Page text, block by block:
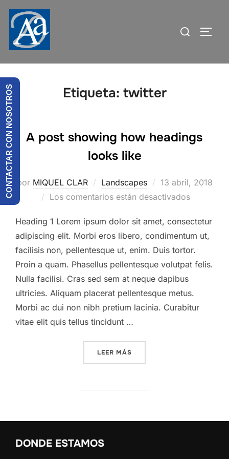
Saltar
contenido
Buscar:
Etiqueta: twitter
A post showing how headings
looks like
por MIQUEL CLAR Landscapes
Publicado
el
13 abril, 2018
Los comentarios están desactivados
Heading 1 Lorem ipsum dolor sit amet, consectetur
adipiscing elit. Morbi eros libero, condimentum ut,
facilisis non, pellentesque ut, enim. Duis tortor.
Proin a quam. Phasellus pellentesque volutpat felis.
Nulla facilisi. Cras sed sem at neque dapibus
ultricies. Aliquam placerat pellentesque metus.
Morbi ac dui non nibh pretium lacinia. Curabitur
vitae elit quis tellus tincidunt …
LEER MÁS
DONDE ESTAMOS
CONTACTAR CON NOSOTROS